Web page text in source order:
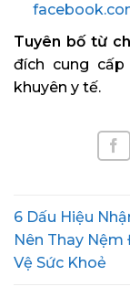
Tuyên bố từ
đích cung
khuyên y tế.
6 Dấu Hiệu
Nên Thay Nệm
Vệ Sức Khoẻ